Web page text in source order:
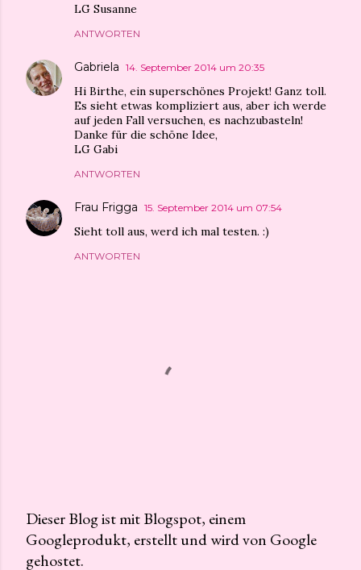
LG Susanne
ANTWORTEN
Gabriela 14. September 2014 um 20:35
Hi Birthe, ein superschönes Projekt! Ganz toll.
Es sieht etwas kompliziert aus, aber ich werde
auf jeden Fall versuchen, es nachzubasteln!
Danke für die schöne Idee,
LG Gabi
ANTWORTEN
Frau Frigga 15. September 2014 um 07:54
Sieht toll aus, werd ich mal testen. :)
ANTWORTEN
K
o
Dieser Blog ist mit Blogspot, einem
Googleprodukt, erstellt und wird von Google
gehostet.